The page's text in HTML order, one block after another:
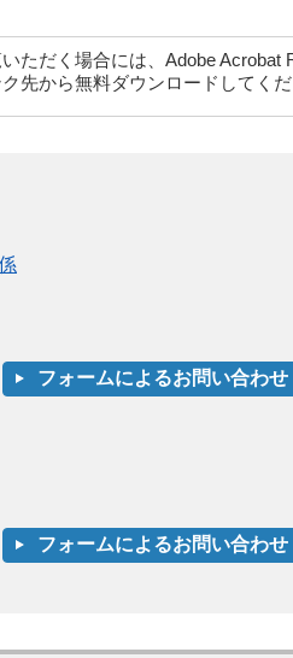
ただく場合には、Adobe Acrobat
先から無料ダウンロードしてくだ